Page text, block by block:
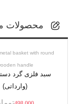
محصولات
basket with round
handle
سبد فلزی گرد
(وارداتی)